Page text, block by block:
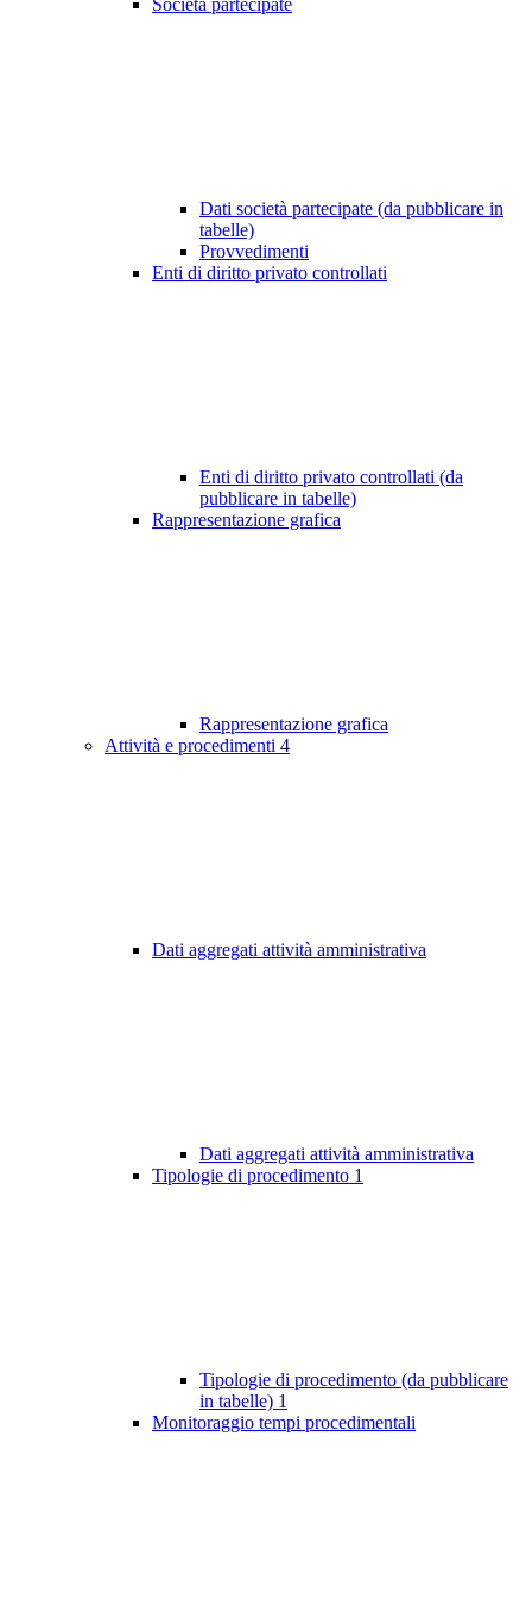
Società partecipate
Dati società partecipate (da pubblicare in
tabelle)
Provvedimenti
Enti di diritto privato controllati
Enti di diritto privato controllati (da
pubblicare in tabelle)
Rappresentazione grafica
Rappresentazione grafica
Attività e procedimenti 4
Dati aggregati attività amministrativa
Dati aggregati attività amministrativa
Tipologie di procedimento 1
Tipologie di procedimento (da pubblicare
in tabelle) 1
Monitoraggio tempi procedimentali